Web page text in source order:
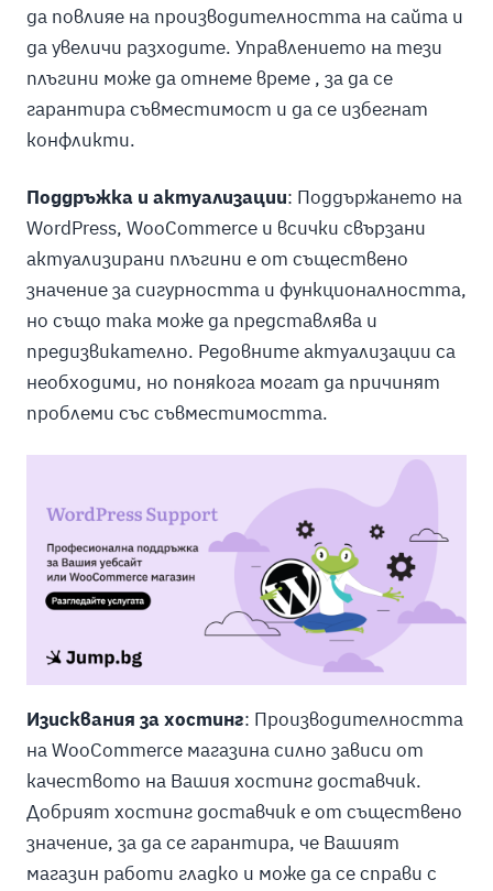
да повлияе на производителността на сайта и
да увеличи разходите. Управлението на тези
плъгини може да отнеме време , за да се
гарантира съвместимост и да се избегнат
конфликти.
Поддръжка и актуализации: Поддържането на
WordPress, WooCommerce и всички свързани
актуализирани плъгини е от съществено
значение за сигурността и функционалността,
но също така може да представлява и
предизвикателно. Редовните актуализации са
необходими, но понякога могат да причинят
проблеми със съвместимостта.
Изисквания за хостинг: Производителността
на WooCommerce магазина силно зависи от
качеството на Вашия хостинг доставчик.
Добрият хостинг доставчик е от съществено
значение, за да се гарантира, че Вашият
магазин работи гладко и може да се справи с